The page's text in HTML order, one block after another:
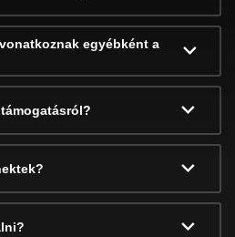
egyébként a